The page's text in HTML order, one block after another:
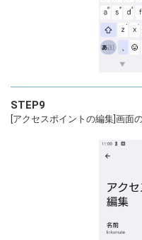
STEP9
[アクセスポイントの編集]画面